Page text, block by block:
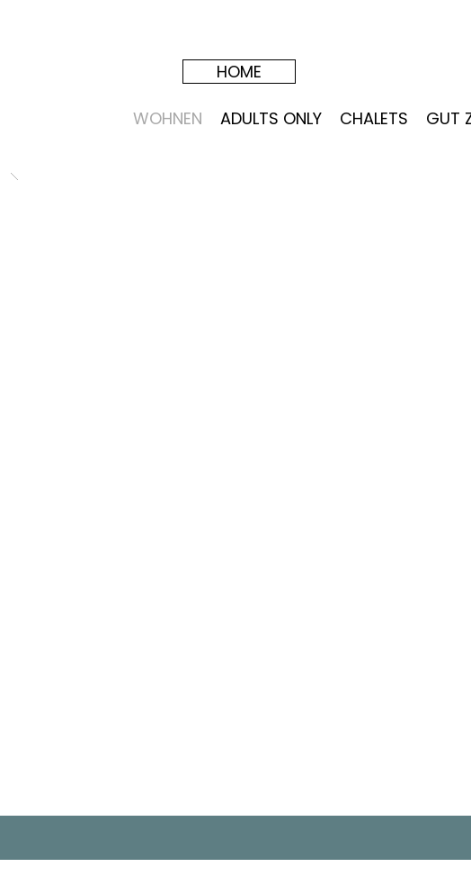
HOME
WOHNEN ADULTS ONLY CHALETS GUT